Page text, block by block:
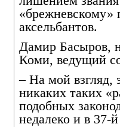
«брежневскому»
аксельбантов.
Дамир Басыров,
Коми, ведущий
– На мой взгляд,
никаких таких
подобных
недалеко и в 37-й